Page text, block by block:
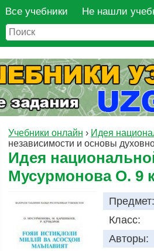
Все учебники Не нашли
Учебники онлайн › Идея
независимости и основы
Идея
Мусурмонова О. 9
Предмет:
Класс:
Авторы: